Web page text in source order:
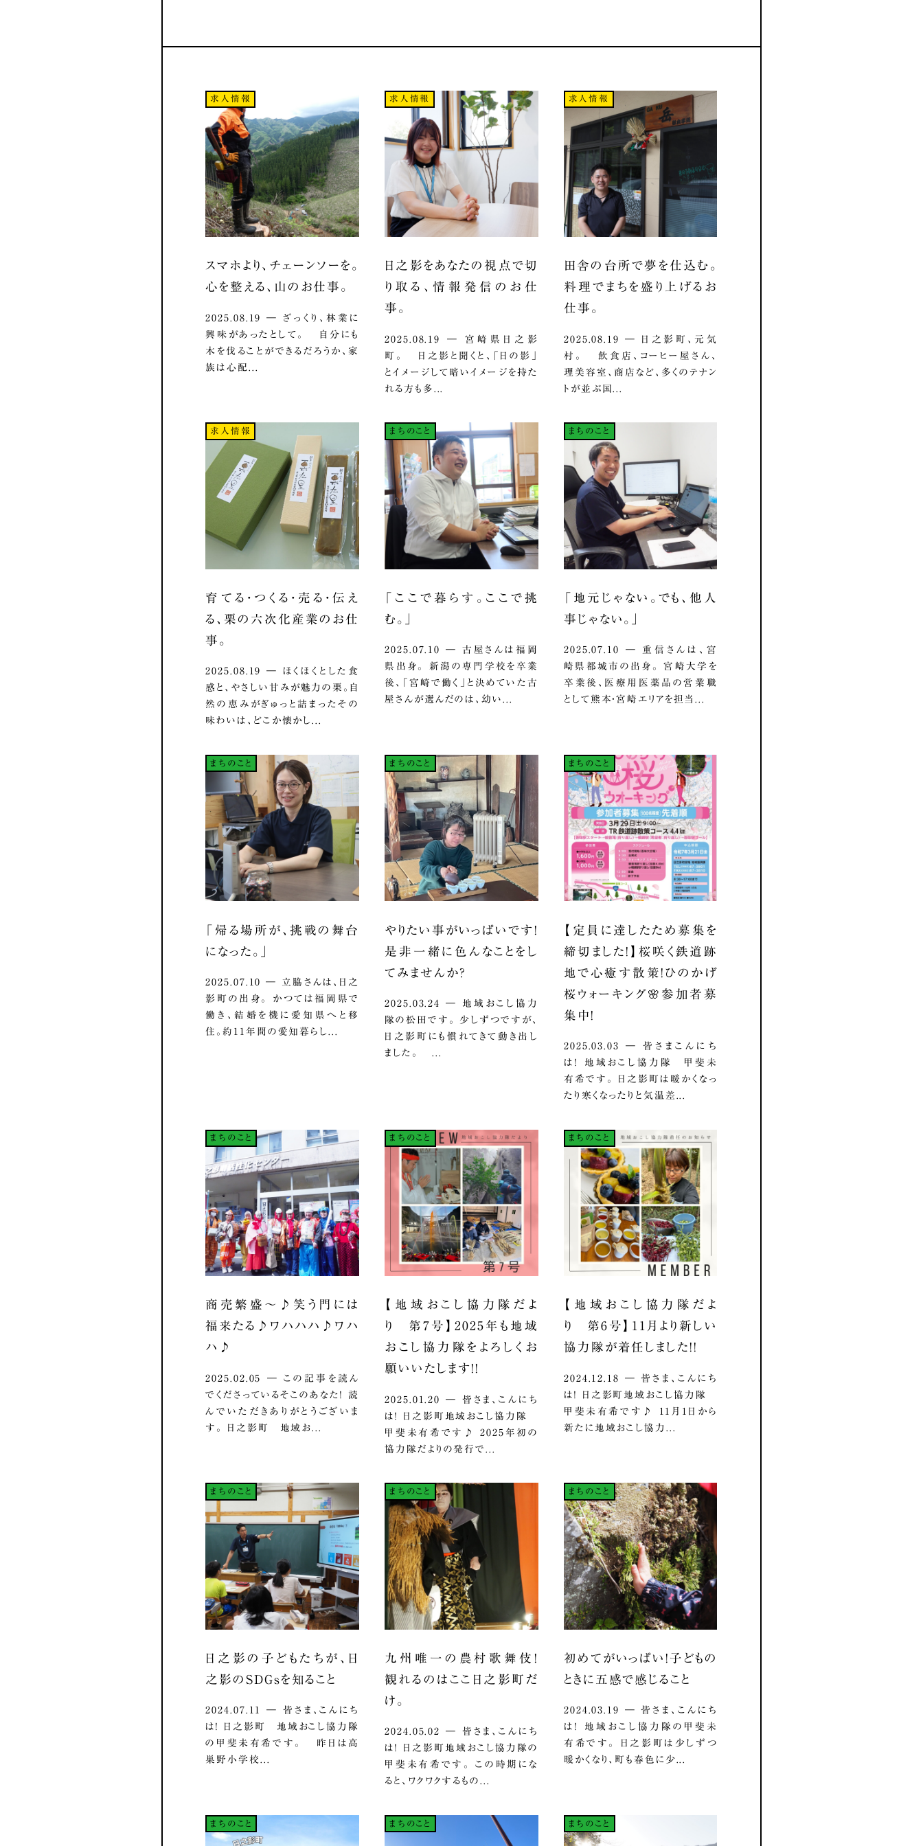
求人情報
スマホより、チェーンソーを。
心を整える、山のお仕事。
2025.08.19 ― ざっくり、林業に
興味があったとして。 自分にも
木を伐ることができるだろうか、家
族は心配...
求人情報
日之影をあなたの視点で切
り取る、情報発信のお仕
事。
2025.08.19 ― 宮崎県日之影
町。 日之影と聞くと、「日の影」
とイメージして暗いイメージを持た
れる方も多...
求人情報
田舎の台所で夢を仕込む。
料理でまちを盛り上げるお
仕事。
2025.08.19 ― 日之影町、元気
村。 飲食店、コーヒー屋さん、
理美容室、商店など、多くのテナン
トが並ぶ国...
求人情報
育てる・つくる・売る・伝え
る、栗の六次化産業のお仕
事。
2025.08.19 ― ほくほくとした食
感と、やさしい甘みが魅力の栗。自
然の恵みがぎゅっと詰まったその
味わいは、どこか懐かし...
まちのこと
「ここで暮らす。ここで挑
む。」
2025.07.10 ― 古屋さんは福岡
県出身。 新潟の専門学校を卒業
後、「宮崎で働く」と決めていた古
屋さんが選んだのは、幼い...
まちのこと
「地元じゃない。でも、他人
事じゃない。」
2025.07.10 ― 重信さんは、宮
崎県都城市の出身。 宮崎大学を
卒業後、医療用医薬品の営業職
として熊本・宮崎エリアを担当...
まちのこと
「帰る場所が、挑戦の舞台
になった。」
2025.07.10 ― 立脇さんは、日之
影町の出身。 かつては福岡県で
働き、結婚を機に愛知県へと移
住。約11年間の愛知暮らし...
まちのこと
やりたい事がいっぱいです！
是非一緒に色んなことをし
てみませんか？
2025.03.24 ― 地域おこし協力
隊の松田です。 少しずつですが、
日之影町にも慣れてきて動き出し
ました。 ...
まちのこと
【定員に達したため募集を
締切ました！】桜咲く鉄道跡
地で心癒す散策！ひのかげ
桜ウォーキング🌸参加者募
集中！
2025.03.03 ― 皆さまこんにち
は！ 地域おこし協力隊 甲斐未
有希です。 日之影町は暖かくなっ
たり寒くなったりと気温差...
まちのこと
商売繁盛～♪笑う門には
福来たる♪ワハハハ♪ワハ
ハ♪
2025.02.05 ― この記事を読ん
でくださっているそこのあなた！ 読
んでいただきありがとうございま
す。 日之影町 地域お...
まちのこと
【地域おこし協力隊だよ
り 第7号】2025年も地域
おこし協力隊をよろしくお
願いいたします！！
2025.01.20 ― 皆さま、こんにち
は！ 日之影町地域おこし協力隊
甲斐未有希です♪ 2025年初の
協力隊だよりの発行で...
まちのこと
【地域おこし協力隊だよ
り 第6号】11月より新しい
協力隊が着任しました！！
2024.12.18 ― 皆さま、こんにち
は！ 日之影町地域おこし協力隊
甲斐未有希です♪ 11月1日から
新たに地域おこし協力...
まちのこと
日之影の子どもたちが、日
之影のSDGsを知ること
2024.07.11 ― 皆さま、こんにち
は！ 日之影町 地域おこし協力隊
の甲斐未有希です。 昨日は高
巣野小学校...
まちのこと
九州唯一の農村歌舞伎！
観れるのはここ日之影町だ
け。
2024.05.02 ― 皆さま、こんにち
は！ 日之影町地域おこし協力隊の
甲斐未有希です。 この時期にな
ると、ワクワクするもの...
まちのこと
初めてがいっぱい！子どもの
ときに五感で感じること
2024.03.19 ― 皆さま、こんにち
は！ 地域おこし協力隊の甲斐未
有希です。 日之影町は少しずつ
暖かくなり、町も春色に少...
まちのこと まちのこと まちのこと